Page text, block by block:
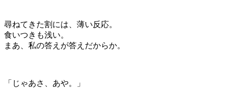
尋ねてきた割には、薄い反応。
食いつきも浅い。
まあ、私の答えが答えだからか。
「じゃあさ、あや。」